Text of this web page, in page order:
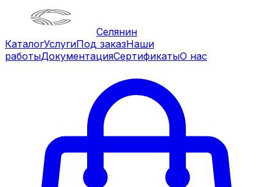
Селянин
КаталогУслугиПод заказНаши
работыДокументацияСертификатыО нас